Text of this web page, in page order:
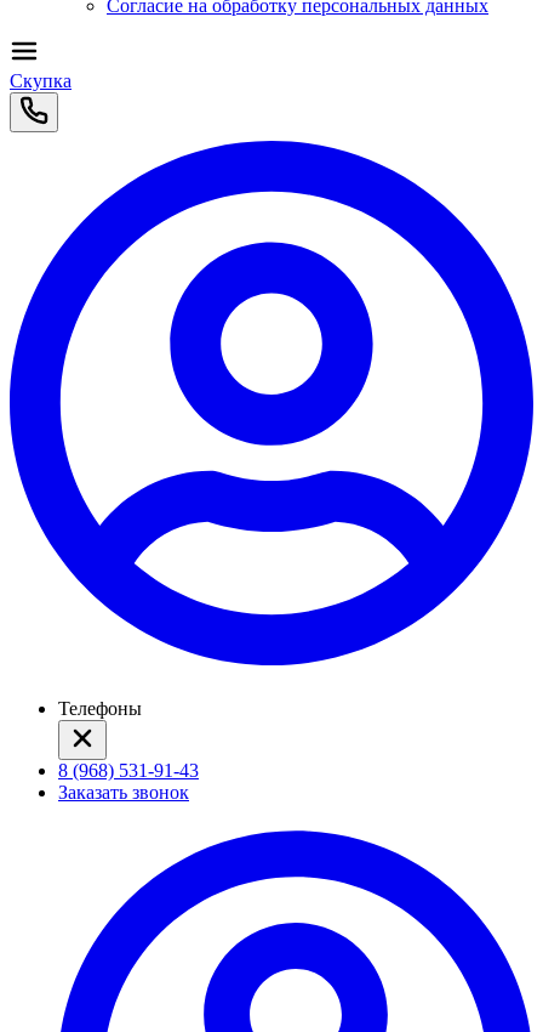
Согласие на обработку персональных данных
Скупка
Телефоны
8 (968) 531-91-43
Заказать звонок